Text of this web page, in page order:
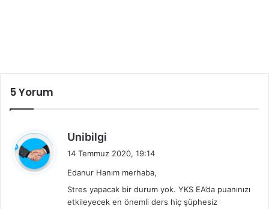
5 Yorum
Unibilgi
i
k
i
14 Temmuz 2020, 19:14
Edanur Hanım merhaba,
Stres yapacak bir durum yok. YKS EA’da puanınızı
etkileyecek en önemli ders hiç şüphesiz